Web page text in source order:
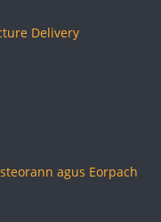
Delivery
agus Eorpach